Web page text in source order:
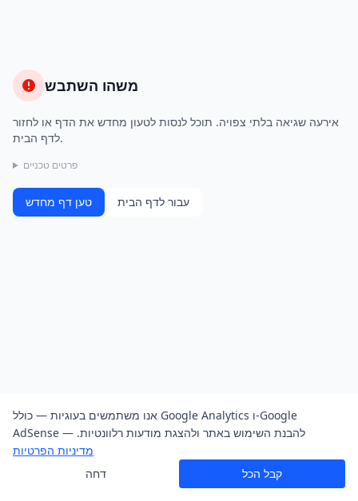
משהו השתבש
אירעה שגיאה בלתי צפויה. תוכל לנסות לטעון מחדש את הדף או לחזור
לדף הבית.
פרטים טכניים
טען דף מחדש עבור לדף הבית
אנו משתמשים בעוגיות — כולל Google Analytics ו-Google
AdSense — להבנת השימוש באתר ולהצגת מודעות רלוונטיות.
מדיניות הפרטיות
דחה
קבל הכל